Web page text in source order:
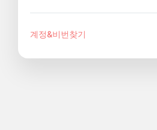
계정&비번찾기